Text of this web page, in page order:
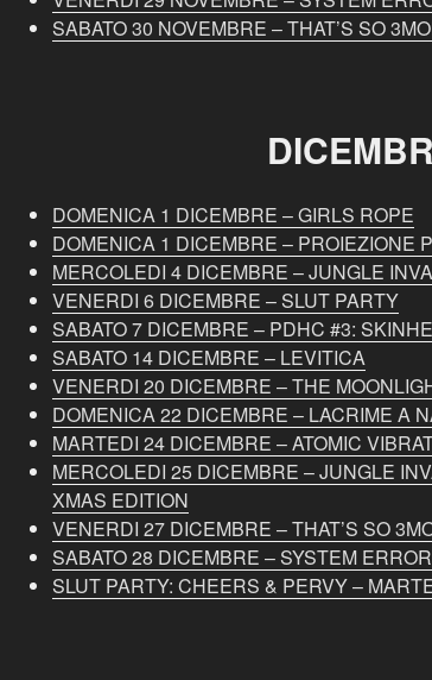
SABATO 30 NOVEMBRE – THAT’S SO
DOMENICA 1 DICEMBRE – GIRLS ROPE
DOMENICA 1 DICEMBRE – PROIEZIONE
MERCOLEDI 4 DICEMBRE – JUNGLE
VENERDI 6 DICEMBRE – SLUT PARTY
SABATO 7 DICEMBRE – PDHC #3:
SABATO 14 DICEMBRE – LEVITICA
VENERDI 20 DICEMBRE – THE
DOMENICA 22 DICEMBRE – LACRIME A
MARTEDI 24 DICEMBRE – ATOMIC
MERCOLEDI 25 DICEMBRE – JUNGLE
XMAS EDITION
VENERDI 27 DICEMBRE – THAT’S SO
SABATO 28 DICEMBRE – SYSTEM
SLUT PARTY: CHEERS & PERVY –